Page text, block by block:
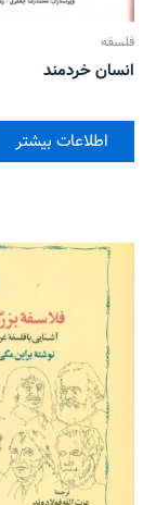
فلسفه
انسان خردمند
اطلاعات بیشتر